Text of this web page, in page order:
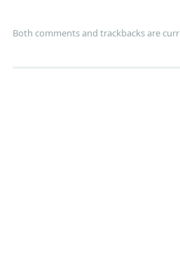
Both comments and trackbacks are